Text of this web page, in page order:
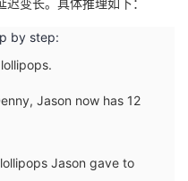
变长。具体推理如下：
by step:
Jason now has 12
Jason gave to